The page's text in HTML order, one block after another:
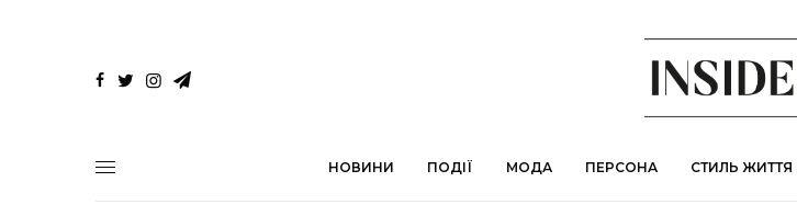
НОВИНИ ПОДІЇ МОДА ПЕРСОНА СТИЛЬ ЖИТТЯ